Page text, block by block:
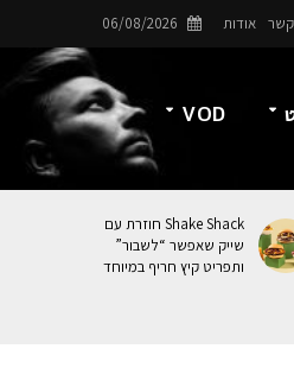
קשר אודות 06/08/2026
VOD
Shake Shack חוזרת עם
שייק שאפשר “לשבור”
ותפריט קיץ חריף במיוחד